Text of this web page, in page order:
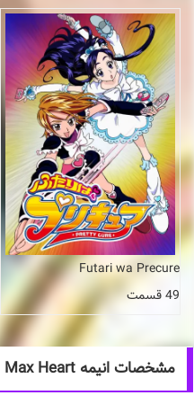
Futari wa Precure
49 قسمت
مشخصات انیمه Futari wa Precure: Max Heart